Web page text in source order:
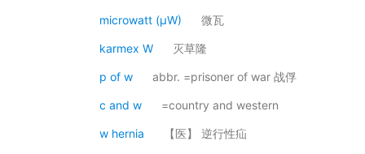
microwatt (μW) 微瓦
karmex W 灭草隆
p of w abbr. =prisoner of war 战俘
c and w =country and western
w hernia 【医】 逆行性疝